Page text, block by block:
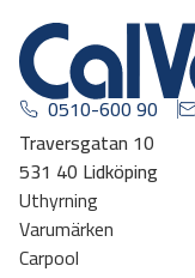
0510-600 90
Traversgatan 10
531 40 Lidköping
Uthyrning
Varumärken
Carpool